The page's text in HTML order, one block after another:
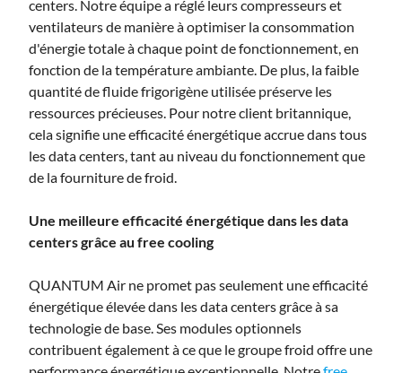
centers. Notre équipe a réglé leurs compresseurs et
ventilateurs de manière à optimiser la consommation
d'énergie totale à chaque point de fonctionnement,en
fonction de la température ambiante. De plus, la faible
quantité de fluide frigorigène utilisée préserve les
ressources précieuses. Pour notre client britannique,
cela signifie une efficacité énergétique accrue dans tous
les data centers, tant au niveau du fonctionnement que
de la fourniture de froid.
Une meilleure efficacité énergétique dans les data
centers grâce au free cooling
QUANTUM Air ne promet pas seulement une efficacité
énergétique élevée dans les data centers grâce à sa
technologie de base. Ses modules optionnels
contribuent également à ce que le groupe froid offre une